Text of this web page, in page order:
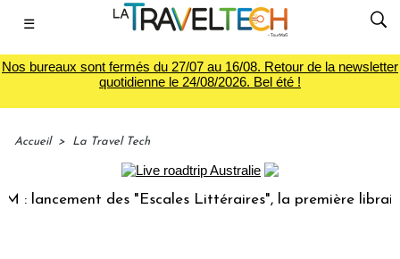
☰
Nos bureaux sont fermés du 27/07 au 16/08. Retour de la newsletter
quotidienne le 24/08/2026. Bel été !
Accueil > La Travel Tech
des "Escales Littéraires", la première librairie du